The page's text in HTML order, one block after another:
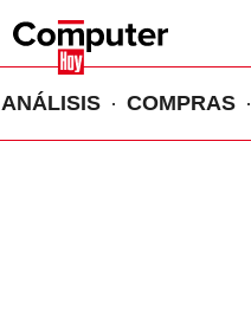
ANÁLISIS COMPRAS